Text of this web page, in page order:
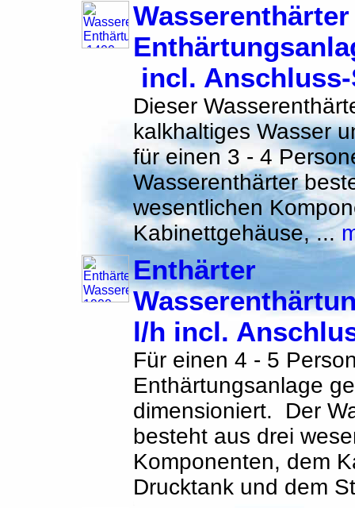
Wasserenthärter
incl.
Dieser
kalkhaltiges Wasser
für einen 3 - 4
Wasserenthärter
wesentlichen
Kabinettgehäuse, ...
Enthärter
l/h incl.
Für einen 4 - 5
Enthärtungsanlage
dimensioniert. Der
besteht aus drei
Komponenten, dem
Drucktank und dem